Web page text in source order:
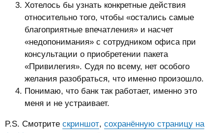
Хотелось бы узнать конкретные действия
относительно того, чтобы «остались самые
благоприятные впечатления» и насчет
«недопонимания» с сотрудником офиса при
консультации о приобретении пакета
«Привилегия». Судя по всему, нет особого
желания разобраться, что именно произошло.
Понимаю, что банк так работает, именно это
меня и не устраивает.
P.S. Смотрите скриншот, сохранённую страницу на